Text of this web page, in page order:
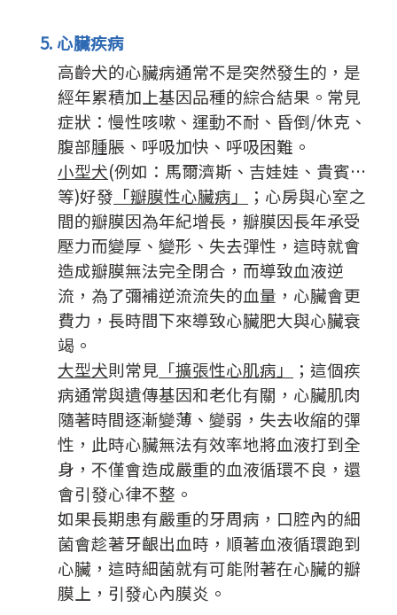
5. 心臟疾病
高齡犬的心臟病通常不是突然發生的，是
經年累積加上基因品種的綜合結果。常見
症狀：慢性咳嗽、運動不耐、昏倒/休克、
腹部腫脹、呼吸加快、呼吸困難。
小型犬(例如：馬爾濟斯、吉娃娃、貴賓…
等)好發 「瓣膜性心臟病」
；心房與心室之
間的瓣膜因為年紀增長，瓣膜因長年承受
壓力而變厚、變形、失去彈性，這時就會
造成瓣膜無法完全閉合，而導致血液逆
流，為了彌補逆流流失的血量，心臟會更
費力，長時間下來導致心臟肥大與心臟衰
竭。
大型犬則常見 「擴張性心肌病」
；這個疾
病通常與遺傳基因和老化有關，心臟肌肉
隨著時間逐漸變薄、變弱，失去收縮的彈
性，此時心臟無法有效率地將血液打到全
身，不僅會造成嚴重的血液循環不良，還
會引發心律不整。
如果長期患有嚴重的牙周病，口腔內的細
菌會趁著牙齦出血時，順著血液循環跑到
心臟，這時細菌就有可能附著在心臟的瓣
膜上，引發心內膜炎。